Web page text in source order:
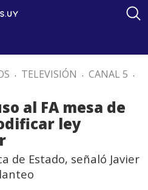
. TELEVISIÓN . CANAL 5 .
al FA mesa de
ley
de Estado, señaló Javier